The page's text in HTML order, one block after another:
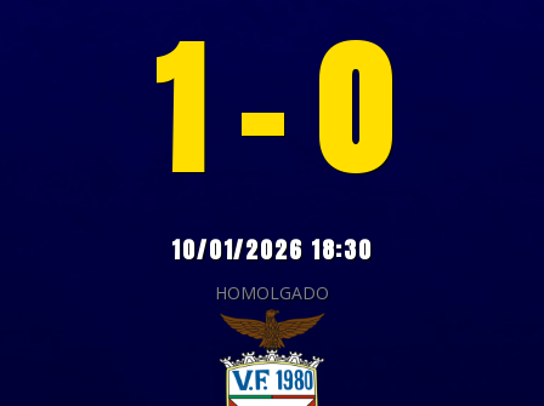
1 - 0
10/01/2026 18:30
HOMOLGADO